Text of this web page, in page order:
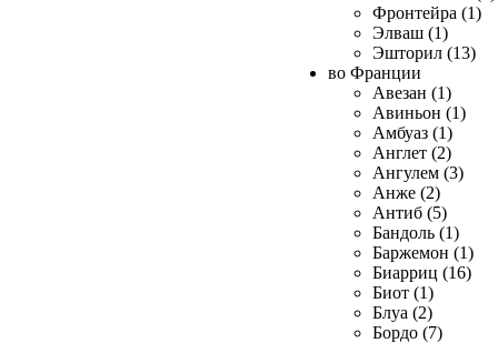
Фронтейра (1)
Элваш (1)
Эшторил (13)
во Франции
Авезан (1)
Авиньон (1)
Амбуаз (1)
Англет (2)
Ангулем (3)
Анже (2)
Антиб (5)
Бандоль (1)
Баржемон (1)
Биарриц (16)
Биот (1)
Блуа (2)
Бордо (7)